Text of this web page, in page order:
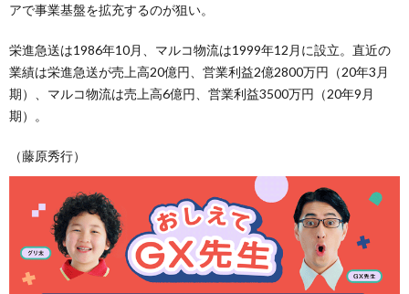
アで事業基盤を拡充するのが狙い。
栄進急送は1986年10月、マルコ物流は1999年12月に設立。直近の
業績は栄進急送が売上高20億円、営業利益2億2800万円（20年3月
期）、マルコ物流は売上高6億円、営業利益3500万円（20年9月
期）。
（藤原秀行）